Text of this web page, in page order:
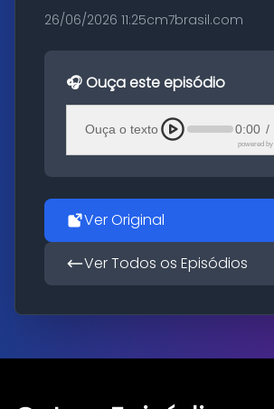
26/06/2026 11:25cm7brasil.com
🎧 Ouça este episódio
Ouça o texto 0:00 /
powered by
Ver Original
Ver Todos os Episódios